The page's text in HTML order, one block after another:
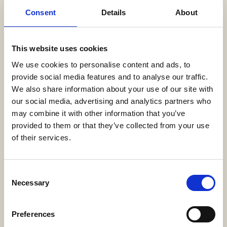
Consent Details About
This website uses cookies
We use cookies to personalise content and ads, to
provide social media features and to analyse our traffic.
We also share information about your use of our site with
our social media, advertising and analytics partners who
may combine it with other information that you’ve
provided to them or that they’ve collected from your use
of their services.
Selection
Necessary
Preferences
out erfolgt um 11 Uhr Ortszeit.
PARKEN
Ein kostenloser Parkservice ist in den Hotels
HAUSTIER-RICHTLINIE
Haustiere bis zu 4 kg sind hier willkommen.
ANNEHMLICHKEITEN DER ANLAGE
2 private Sandstrände, Restaurants, Café, Bars, Spa-
und Fitnesscenter, Außenpool, 24-Stunden-
Turndown-Service, Konferenzraum, Geschäfte für
Kleidung, Schmuck und Geschenke, Wäscheservice,
Weckrufe, kostenloses WLAN, Sportmöglichkeiten an